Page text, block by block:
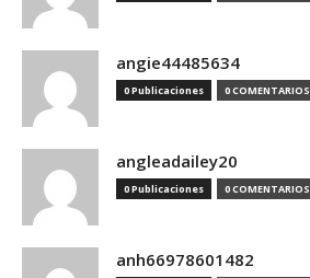
angie44485634
0 Publicaciones 0 COMENTARIOS
angleadailey20
0 Publicaciones 0 COMENTARIOS
anh66978601482